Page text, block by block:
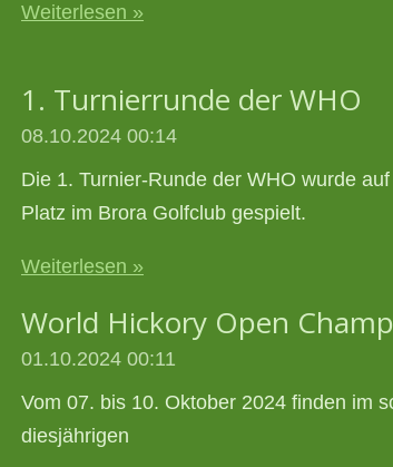
Weiterlesen »
1. Turnierrunde der WHO
08.10.2024 00:14
Die 1. Turnier-Runde der WHO wurde
Platz im Brora Golfclub gespielt.
Weiterlesen »
World Hickory Open
01.10.2024 00:11
Vom 07. bis 10. Oktober 2024 finden im
diesjährigen